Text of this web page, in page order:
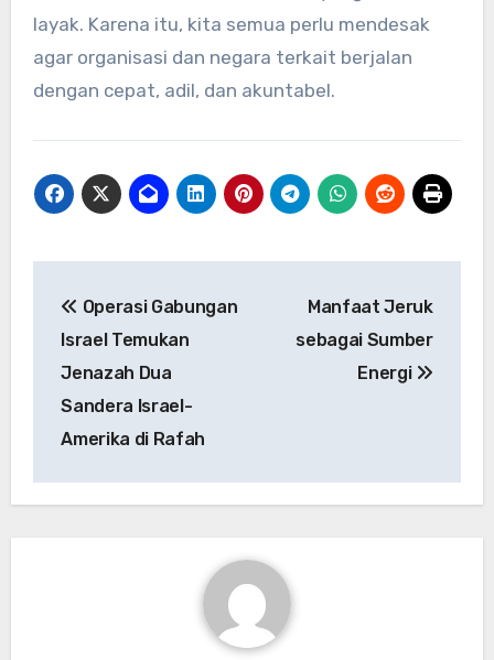
layak. Karena itu, kita semua perlu mendesak
agar organisasi dan negara terkait berjalan
dengan cepat, adil, dan akuntabel.
pos
Operasi Gabungan
Israel Temukan
Jenazah Dua
Sandera Israel-
Amerika di Rafah
Manfaat Jeruk
sebagai Sumber
Energi